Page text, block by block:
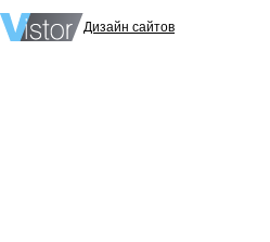
Дизайн сайтов